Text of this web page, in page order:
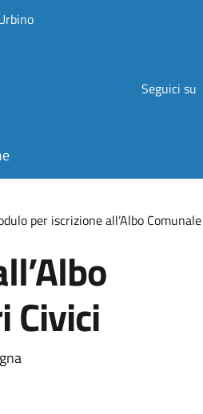
Seguici su
per iscrizione all’Albo
Civici